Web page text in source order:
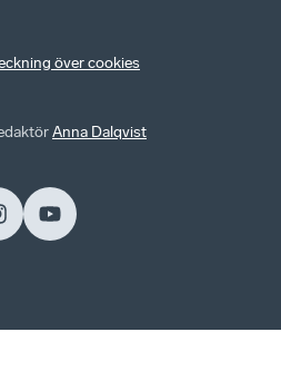
över cookies
Anna Dalqvist